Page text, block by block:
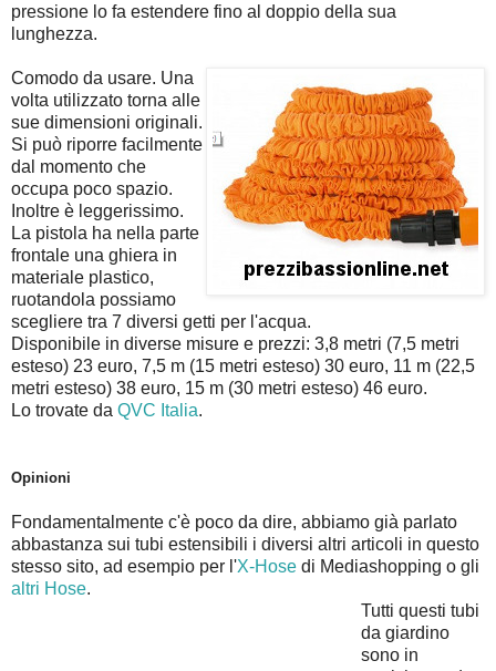
pressione lo fa estendere fino al doppio della sua
lunghezza.
Comodo da usare. Una
volta utilizzato torna alle
sue dimensioni originali.
Si può riporre facilmente
dal momento che
occupa poco spazio.
Inoltre è leggerissimo.
La pistola ha nella parte
frontale una ghiera in
materiale plastico,
ruotandola possiamo
scegliere tra 7 diversi getti per l'acqua.
Disponibile in diverse misure e prezzi: 3,8 metri (7,5 metri
esteso) 23 euro, 7,5 m (15 metri esteso) 30 euro, 11 m (22,5
metri esteso) 38 euro, 15 m (30 metri esteso) 46 euro.
Lo trovate da QVC Italia.
Opinioni
Fondamentalmente c'è poco da dire, abbiamo già parlato
abbastanza sui tubi estensibili i diversi altri articoli in questo
stesso sito, ad esempio per l'X-Hose di Mediashopping o gli
altri Hose.
Tutti questi tubi
da giardino
sono in